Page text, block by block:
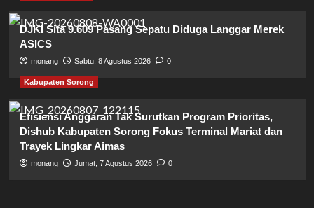
DJKI Sita 9.609 Pasang Sepatu Diduga Langgar Merek
ASICS
monang Sabtu, 8 Agustus 2026 0
Kabupaten Sorong
Efisiensi Anggaran Tak Surutkan Program Prioritas,
Dishub Kabupaten Sorong Fokus Terminal Mariat dan
Trayek Lingkar Aimas
monang Jumat, 7 Agustus 2026 0